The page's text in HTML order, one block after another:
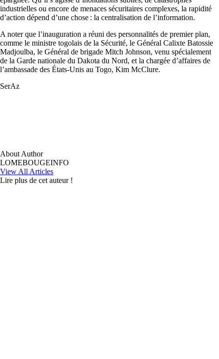
industrielles ou encore de menaces sécuritaires complexes, la rapidité
d’action dépend d’une chose : la centralisation de l’information.
A noter que l’inauguration a réuni des personnalités de premier plan,
comme le ministre togolais de la Sécurité, le Général Calixte Batossie
Madjoulba, le Général de brigade Mitch Johnson, venu spécialement
de la Garde nationale du Dakota du Nord, et la chargée d’affaires de
l’ambassade des États-Unis au Togo, Kim McClure.
SerAz
About Author
LOMEBOUGEINFO
View All Articles
Lire plus de cet auteur !